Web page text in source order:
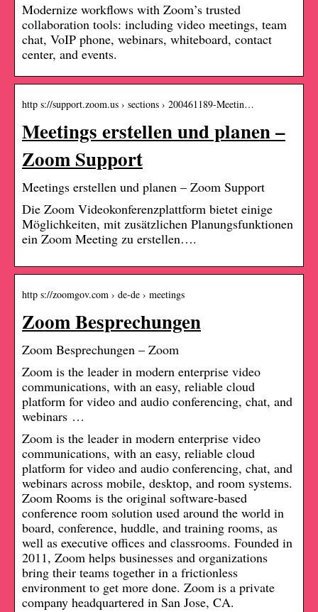
Modernize workflows with Zoom’s trusted
collaboration tools: including video meetings, team
chat, VoIP phone, webinars, whiteboard, contact
center, and events.
http s://support.zoom.us › sections › 200461189-Meetin…
Meetings erstellen und planen –
Zoom Support
Meetings erstellen und planen – Zoom Support
Die Zoom Videokonferenzplattform bietet einige
Möglichkeiten, mit zusätzlichen Planungsfunktionen
ein Zoom Meeting zu erstellen….
http s://zoomgov.com › de-de › meetings
Zoom Besprechungen
Zoom Besprechungen – Zoom
Zoom is the leader in modern enterprise video
communications, with an easy, reliable cloud
platform for video and audio conferencing, chat, and
webinars …
Zoom is the leader in modern enterprise video
communications, with an easy, reliable cloud
platform for video and audio conferencing, chat, and
webinars across mobile, desktop, and room systems.
Zoom Rooms is the original software-based
conference room solution used around the world in
board, conference, huddle, and training rooms, as
well as executive offices and classrooms. Founded in
2011, Zoom helps businesses and organizations
bring their teams together in a frictionless
environment to get more done. Zoom is a private
company headquartered in San Jose, CA.